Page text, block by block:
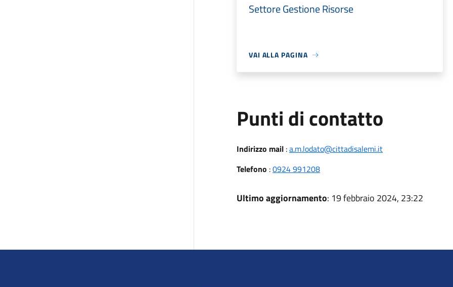
Settore Gestione Risorse
VAI ALLA PAGINA
Punti di contatto
Indirizzo mail:a.m.lodato@cittadisalemi.it
Telefono :0924 991208
Ultimo aggiornamento: 19 febbraio 2024, 23:22